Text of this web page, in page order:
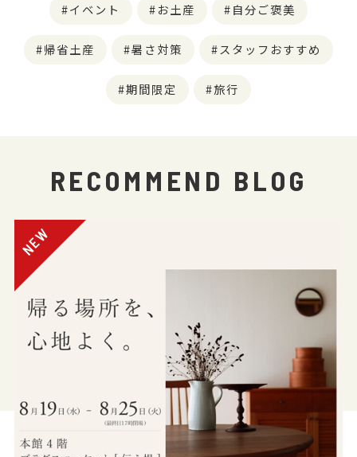
イベント お土産 自分ご褒美
帰省土産 暑さ対策 スタッフおすすめ
期間限定 旅行
RECOMMEND BLOG